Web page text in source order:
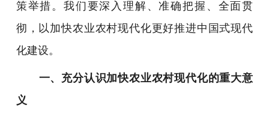
策举措。我们要深入理解、准确把握、全面贯
彻，以加快农业农村现代化更好推进中国式现代
化建设。
一、充分认识加快农业农村现代化的重大意
义